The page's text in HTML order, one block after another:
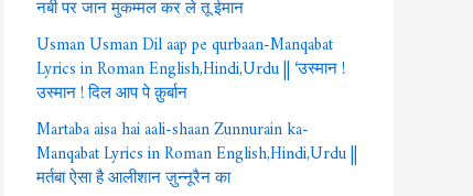
Usman Usman Dil aap pe qurbaan-Manqabat
Lyrics in Roman English,Hindi,Urdu || ‘उस्मान !
उस्मान ! दिल आप पे क़ुर्बान
Martaba aisa hai aali-shaan Zunnurain ka-
Manqabat Lyrics in Roman English,Hindi,Urdu ||
मर्तबा ऐसा है आलीशान ज़ुन्नूरैन का